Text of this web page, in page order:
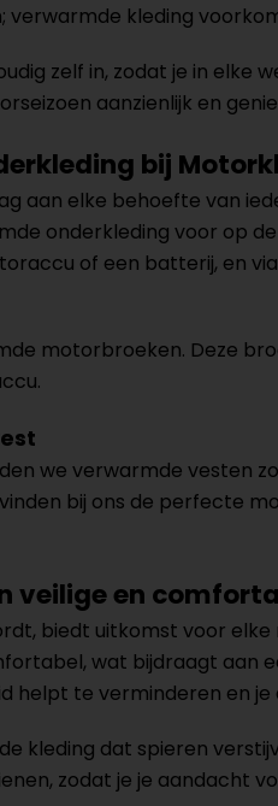
kleding
zelf in, zodat je in
aanzienlijk en
bij
aan elke behoefte van
onderkleding voor op
of een batterij, en
motorbroeken. Deze
we verwarmde vesten
bij ons de perfecte
veilige en
biedt uitkomst voor
wat bijdraagt aan
helpt te verminderen en je
kleding dat spieren
zodat je je aandacht